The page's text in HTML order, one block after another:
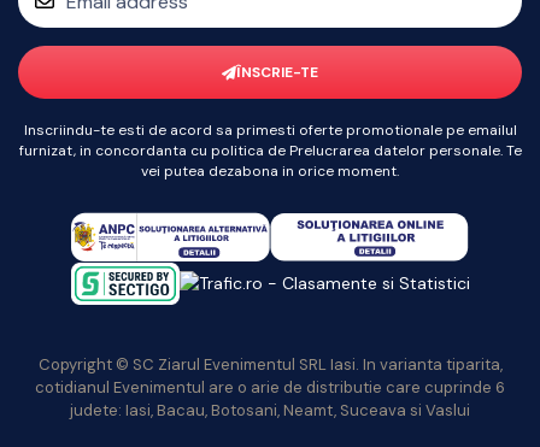
ÎNSCRIE-TE
Inscriindu-te esti de acord sa primesti oferte promotionale pe emailul
furnizat, in concordanta cu politica de Prelucrarea datelor personale. Te
vei putea dezabona in orice moment.
Copyright © SC Ziarul Evenimentul SRL Iasi. In varianta tiparita,
cotidianul Evenimentul are o arie de distributie care cuprinde 6
judete: Iasi, Bacau, Botosani, Neamt, Suceava si Vaslui